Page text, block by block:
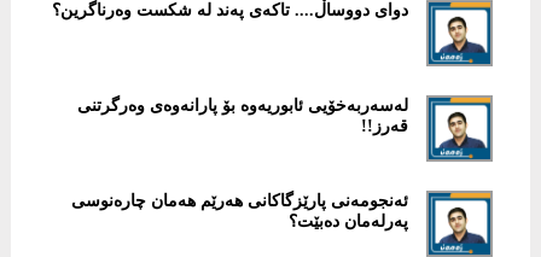
دوای دووساڵ.... تاکەى پەند لە شکست وەرناگرین؟
لەسەربەخۆیی ئابوریەوە بۆ پارانەوەی وەرگرتنی
قەرز!!
ئەنجومەنى پارێزگاکانى هەرێم هەمان چارەنوسى
پەرلەمان دەبێت؟